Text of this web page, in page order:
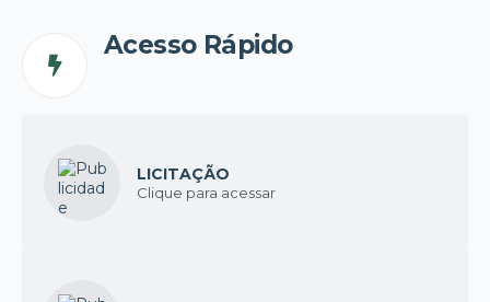
Acesso Rápido
LICITAÇÃO
Clique para acessar